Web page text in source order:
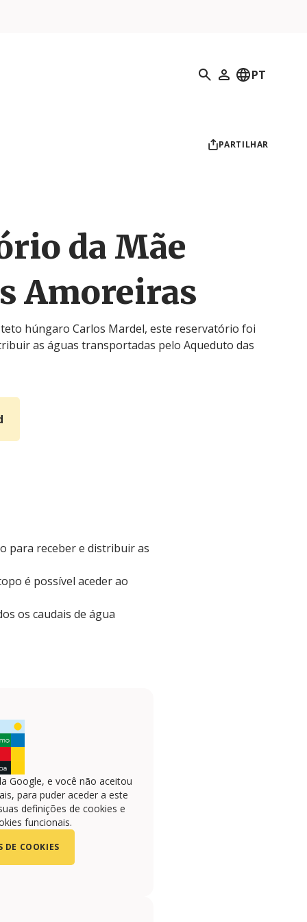
Pesquisar
O meu perfil
PT
PARTILHAR
da Mãe
Amoreiras
húngaro Carlos Mardel, este reservatório foi
as águas transportadas pelo Aqueduto das
para receber e distribuir as
é possível aceder ao
os caudais de água
Google, e você não aceitou
para puder aceder a este
definições de cookies e
funcionais.
DE COOKIES